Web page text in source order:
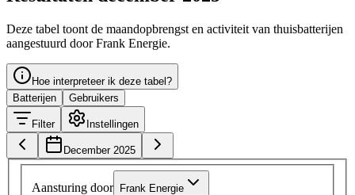
Deze tabel toont de maandopbrengst en activiteit van thuisbatterijen
aangestuurd door Frank Energie.
Hoe interpreteer ik deze tabel?
Batterijen
Gebruikers
Filter Instellingen
December 2025
Aansturing door Frank Energie